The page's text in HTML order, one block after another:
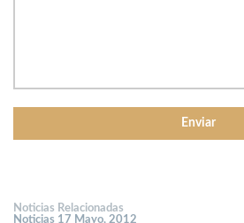
Noticias Relacionadas
Noticias 17 Mayo, 2012